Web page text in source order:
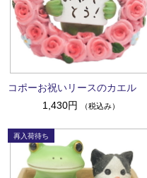
コポーお祝いリースのカエル
1,430円
（税込み）